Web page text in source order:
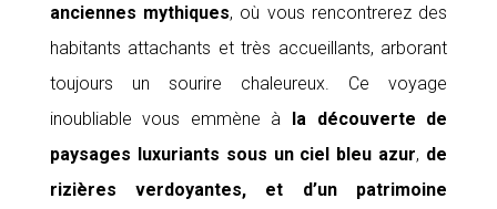
anciennes mythiques, où vous rencontrerez des
habitants attachants et très accueillants, arborant
toujours un sourire chaleureux. Ce voyage
inoubliable vous emmène à la découverte de
paysages luxuriants sous un ciel bleu azur, de
rizières verdoyantes, et d’un
patrimoine